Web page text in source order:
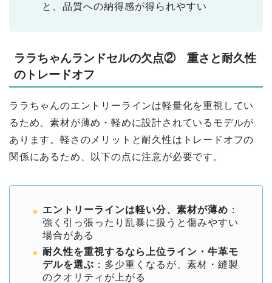
と、品質への納得感が得られやすい
ララちゃんランドセルの欠点② 重さと耐久性
のトレードオフ
ララちゃんのエントリーラインは軽量化を重視してい
るため、素材が薄め・軽めに設計されているモデルが
あります。軽さのメリットと耐久性はトレードオフの
関係にあるため、以下の点に注意が必要です。
エントリーラインは軽い分、素材が薄め ：
強く引っ張ったり乱暴に扱うと傷みやすい
場合がある
耐久性を重視するなら上位ライン・牛革モ
デルを選ぶ ：多少重くなるが、素材・縫製
のクオリティが上がる